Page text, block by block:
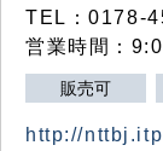
TEL：0178-
営業時間：
販売可
http://